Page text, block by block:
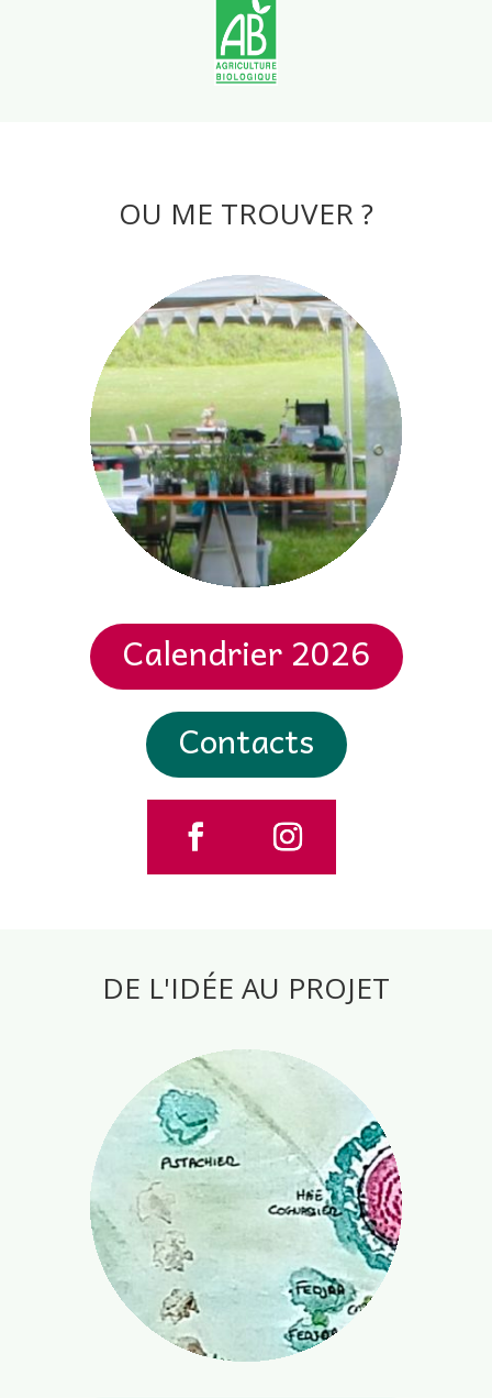
OU ME TROUVER ?
Calendrier 2026
Contacts
DE L'IDÉE AU PROJET